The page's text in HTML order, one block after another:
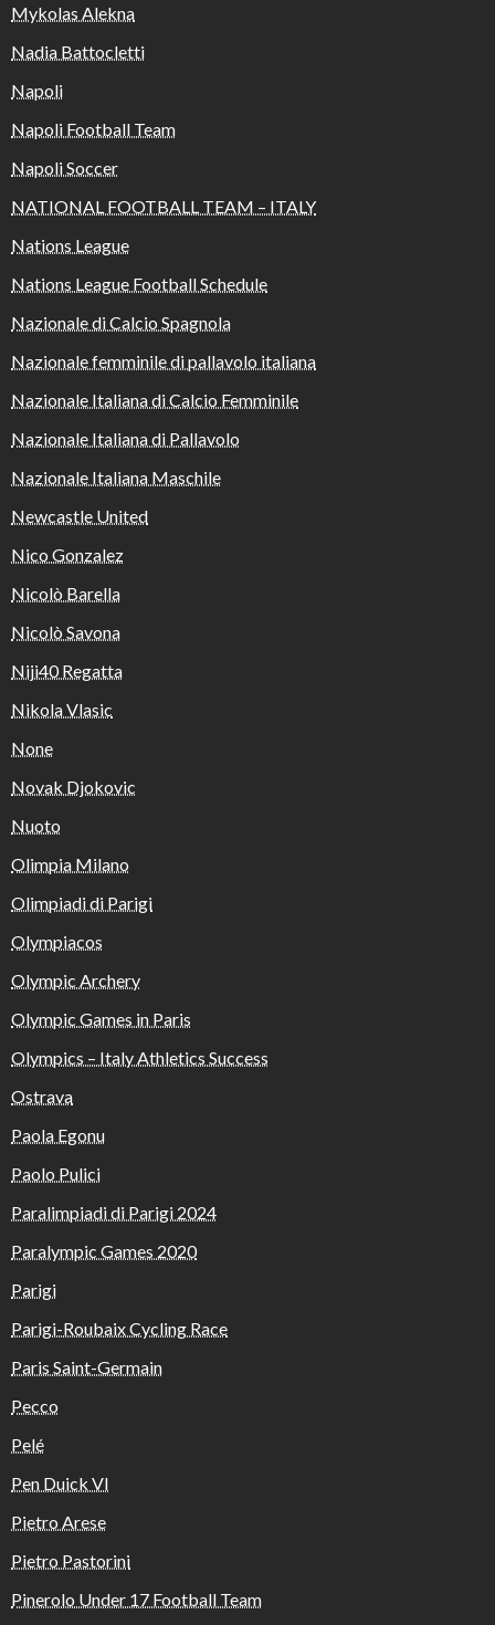
Mykolas Alekna
Nadia Battocletti
Napoli
Napoli Football Team
Napoli Soccer
NATIONAL FOOTBALL TEAM – ITALY
Nations League
Nations League Football Schedule
Nazionale di Calcio Spagnola
Nazionale femminile di pallavolo italiana
Nazionale Italiana di Calcio Femminile
Nazionale Italiana di Pallavolo
Nazionale Italiana Maschile
Newcastle United
Nico Gonzalez
Nicolò Barella
Nicolò Savona
Niji40 Regatta
Nikola Vlasic
None
Novak Djokovic
Nuoto
Olimpia Milano
Olimpiadi di Parigi
Olympiacos
Olympic Archery
Olympic Games in Paris
Olympics – Italy Athletics Success
Ostrava
Paola Egonu
Paolo Pulici
Paralimpiadi di Parigi 2024
Paralympic Games 2020
Parigi
Parigi-Roubaix Cycling Race
Paris Saint-Germain
Pecco
Pelé
Pen Duick VI
Pietro Arese
Pietro Pastorini
Pinerolo Under 17 Football Team